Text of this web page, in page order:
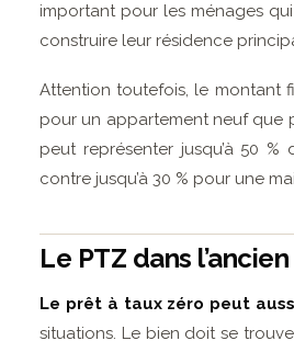
important pour les ménages
construire leur résidence
Attention toutefois, le montant
pour un appartement neuf que
peut représenter jusqu’à 50
contre jusqu’à 30 % pour une
Le PTZ dans
Le prêt à taux zéro peut
situations. Le bien doit se